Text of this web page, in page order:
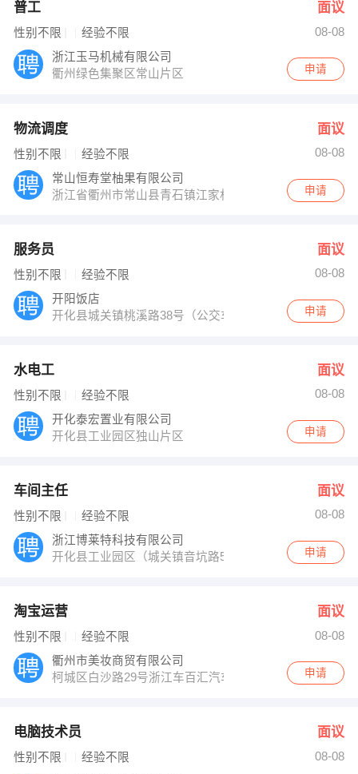
普工 面议
性别不限 经验不限
08-08
浙江玉马机械有限公司
衢州绿色集聚区常山片区
申请
物流调度 面议
性别不限 经验不限
08-08
常山恒寿堂柚果有限公司
浙江省衢州市常山县青石镇江家村
申请
服务员 面议
性别不限 经验不限
08-08
开阳饭店
开化县城关镇桃溪路38号（公交车站旁）
申请
水电工 面议
性别不限 经验不限
08-08
开化泰宏置业有限公司
开化县工业园区独山片区
申请
车间主任 面议
性别不限 经验不限
08-08
浙江博莱特科技有限公司
开化县工业园区（城关镇音坑路5号）
申请
淘宝运营 面议
性别不限 经验不限
08-08
衢州市美妆商贸有限公司
柯城区白沙路29号浙江车百汇汽车用品有限公司内右手
申请
电脑技术员 面议
性别不限 经验不限
08-08